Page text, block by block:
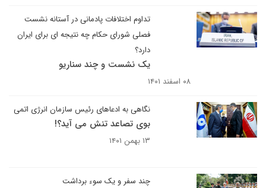
تداوم اختلافات پادمانی در آستانه نشست
فصلی شورای حکام چه نتیجه ای برای ایران
دارد؟
یک نشست و چند سناریو
۰۸ اسفند ۱۴۰۱
نگاهی به ادعاهای رئیس سازمان انرژی اتمی
بوی تصاعد تنش می آید؟!
۱۳ بهمن ۱۴۰۱
چند سفر و یک سوء برداشت